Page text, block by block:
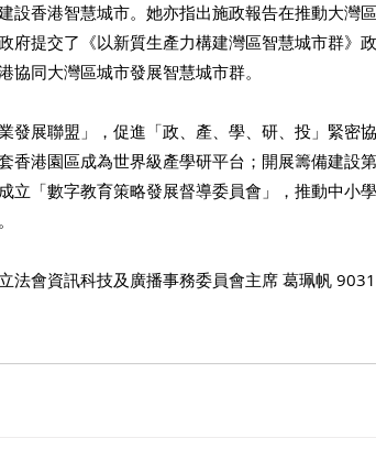
設香港智慧城市。她亦指出施政報告在推動大灣
府提交了《以新質生產力構建灣區智慧城市群》
同大灣區城市發展智慧城市群。
發展聯盟」，促進「政、產、學、研、投」緊密
香港園區成為世界級產學研平台；開展籌備建設
立「數字教育策略發展督導委員會」，推動中小
法會資訊科技及廣播事務委員會主席 葛珮帆